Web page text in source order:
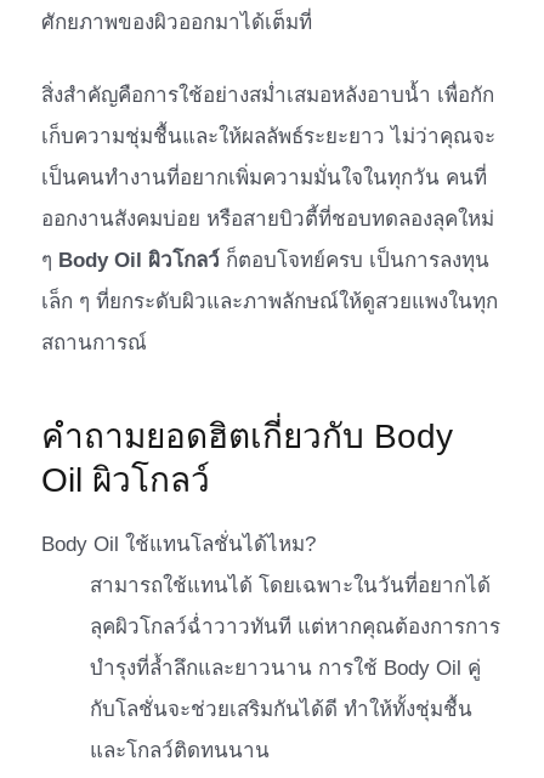
ศักยภาพของผิวออกมาได้เต็มที่
สิ่งสำคัญคือการใช้อย่างสม่ำเสมอหลังอาบน้ำ เพื่อกัก
เก็บความชุ่มชื้นและให้ผลลัพธ์ระยะยาว ไม่ว่าคุณจะ
เป็นคนทำงานที่อยากเพิ่มความมั่นใจในทุกวัน คนที่
ออกงานสังคมบ่อย หรือสายบิวตี้ที่ชอบทดลองลุคใหม่
ๆ Body Oil ผิวโกลว์ ก็ตอบโจทย์ครบ เป็นการลงทุน
เล็ก ๆ ที่ยกระดับผิวและภาพลักษณ์ให้ดูสวยแพงในทุก
สถานการณ์
คำถามยอดฮิตเกี่ยวกับ Body
Oil ผิวโกลว์
Body Oil ใช้แทนโลชั่นได้ไหม?
สามารถใช้แทนได้ โดยเฉพาะในวันที่อยากได้
ลุคผิวโกลว์ฉ่ำวาวทันที แต่หากคุณต้องการการ
บำรุงที่ล้ำลึกและยาวนาน การใช้ Body Oil คู่
กับโลชั่นจะช่วยเสริมกันได้ดี ทำให้ทั้งชุ่มชื้น
และโกลว์ติดทนนาน